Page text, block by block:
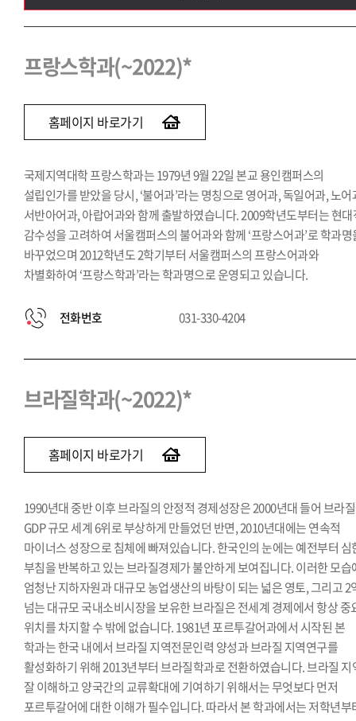
프랑스학과(~2022)
인도학과(~2022)
프랑스학과(~2022)*
홈페이지 바로가기
국제지역대학 프랑스학과는 1979년 9월 22일 본교 용인캠퍼스의
설립인가를 받았을 당시, ‘불어과’라는 명칭으로 영어과, 독일어과, 노어
서반아어과, 아랍어과와 함께 출발하였습니다. 2009학년도부터는 현대
감수성을 고려하여 서울캠퍼스의 불어과와 함께 ‘프랑스어과’로 학과명
바꾸었으며 2012학년도 2학기부터 서울캠퍼스의 프랑스어과와
차별화하여 ‘프랑스학과’라는 학과명으로 운영되고 있습니다.
전화번호 031-330-4204
브라질학과(~2022)*
홈페이지 바로가기
1990년대 중반 이후 브라질의 안정적 경제성장은 2000년대 들어 브라
GDP 규모 세계 6위로 부상하게 만들었던 반면, 2010년대에는 연속적
마이너스 성장으로 침체에 빠져있습니다. 한국인의 눈에는 예전부터 심
부침을 반복하고 있는 브라질경제가 불안하게 보여집니다. 이러한 모습
엄청난 지하자원과 대규모 농업생산의 바탕이 되는 넓은 영토, 그리고 2
넘는 대규모 국내소비시장을 보유한 브라질은 전세계 경제에서 항상 중
위치를 차지할 수 밖에 없습니다. 1981년 포르투갈어과에서 시작된 본
학과는 한국 내에서 브라질 지역전문인력 양성과 브라질 지역연구를
활성화하기 위해 2013년부터 브라질학과로 전환하였습니다. 브라질 지
잘 이해하고 양국간의 교류확대에 기여하기 위해서는 무엇보다 먼저
포르투갈어에 대한 이해가 필수입니다. 따라서 본 학과에서는 저학년부